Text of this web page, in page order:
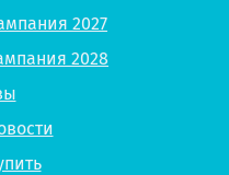
2027
2028